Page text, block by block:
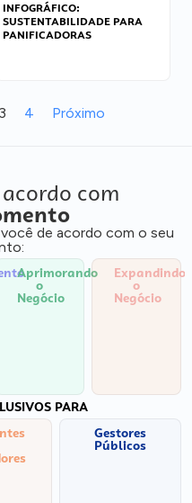
INFOGRÁFICO:
SUSTENTABILIDADE PARA
PANIFICADORAS
3 4 Próximo
com
de acordo com o seu
Aprimorando
o
Negócio
Expandindo
o
Negócio
PARA
Gestores
Públicos